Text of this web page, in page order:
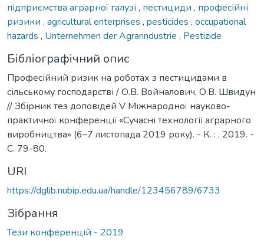
підприємства аграрної галузі , пестициди , професійні
ризики , agricultural enterprises , pesticides , occupational
hazards , Unternehmen der Agrarindustrie , Pestizide
Бібліографічний опис
Професійний ризик на роботах з пестицидами в
сільському господарстві / О.В. Войналович, О.В. Швидун
// Збірник тез доповідей V Міжнародної науково-
практичної конференції «Сучасні технології аграрного
виробництва» (6–7 листопада 2019 року). - К. : , 2019. -
С. 79-80.
URI
https://dglib.nubip.edu.ua/handle/123456789/6733
Зібрання
Тези конференцій - 2019